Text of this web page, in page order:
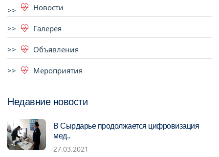
Новости
Галерея
Объявления
Мероприятия
Недавние новости
В Сырдарье продолжается цифровизация
мед..
27.03.2021